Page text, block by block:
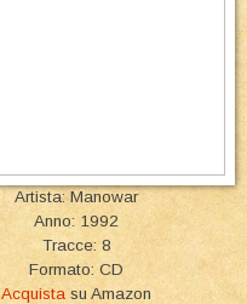
Artista: Manowar
Anno: 1992
Tracce: 8
Formato: CD
Acquista su Amazon